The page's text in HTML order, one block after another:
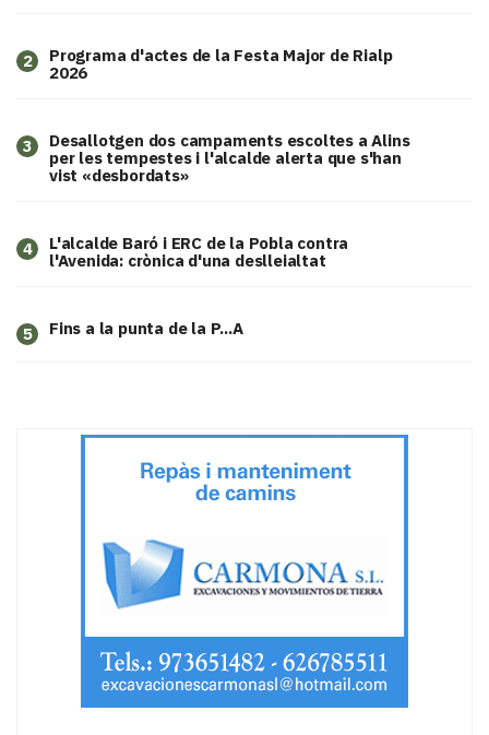
2
Programa d'actes de la Festa Major de Rialp
2026
3
​Desallotgen dos campaments escoltes a Alins
per les tempestes i l'alcalde alerta que s'han
vist «desbordats»
4
L'alcalde Baró i ERC de la Pobla contra
l'Avenida: crònica d'una deslleialtat
5 Fins a la punta de la P...A